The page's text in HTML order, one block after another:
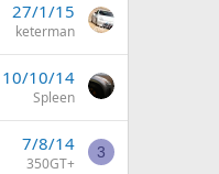
27/1/15
keterman
10/10/14
Spleen
7/8/14
350GT+
3